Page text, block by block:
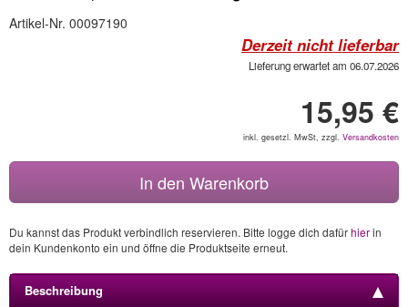
Artikel-Nr. 00097190
Derzeit nicht lieferbar
Lieferung erwartet am 06.07.2026
15,95 €
inkl. gesetzl. MwSt, zzgl. Versandkosten
In den Warenkorb
Du kannst das Produkt verbindlich reservieren. Bitte logge dich dafürhierin
dein Kundenkonto ein und öffne die Produktseite erneut.
Beschreibung